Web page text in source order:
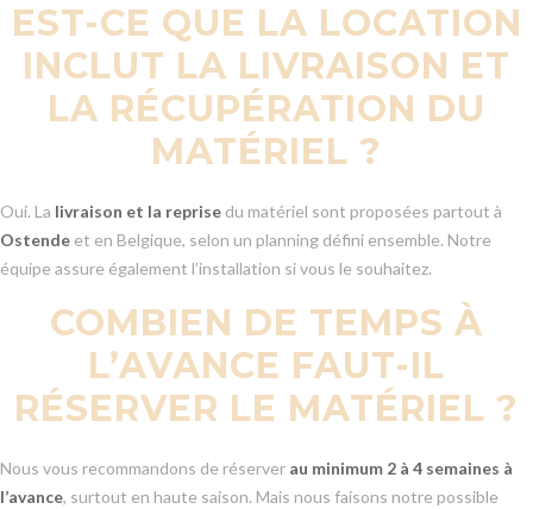
EST-CE QUE LA LOCATION
INCLUT LA LIVRAISON ET
LA RÉCUPÉRATION DU
MATÉRIEL ?
Oui. La livraison et la reprise du matériel sont proposées partout à
Ostende et en Belgique, selon un planning défini ensemble. Notre
équipe assure également l’installation si vous le souhaitez.
COMBIEN DE TEMPS À
L’AVANCE FAUT-IL
RÉSERVER LE MATÉRIEL ?
Nous vous recommandons de réserver au minimum 2 à 4 semaines à
l’avance, surtout en haute saison. Mais nous faisons notre possible